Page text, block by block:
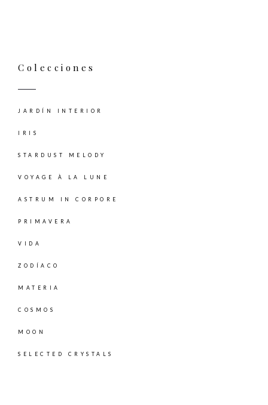
Colecciones
JARDÍN INTERIOR
IRIS
STARDUST MELODY
VOYAGE À LA LUNE
ASTRUM IN CORPORE
PRIMAVERA
VIDA
ZODÍACO
MATERIA
COSMOS
MOON
SELECTED CRYSTALS